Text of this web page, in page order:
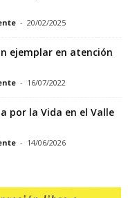
- 20/02/2025
ejemplar en atención
- 16/07/2022
por la Vida en el Valle
- 14/06/2026